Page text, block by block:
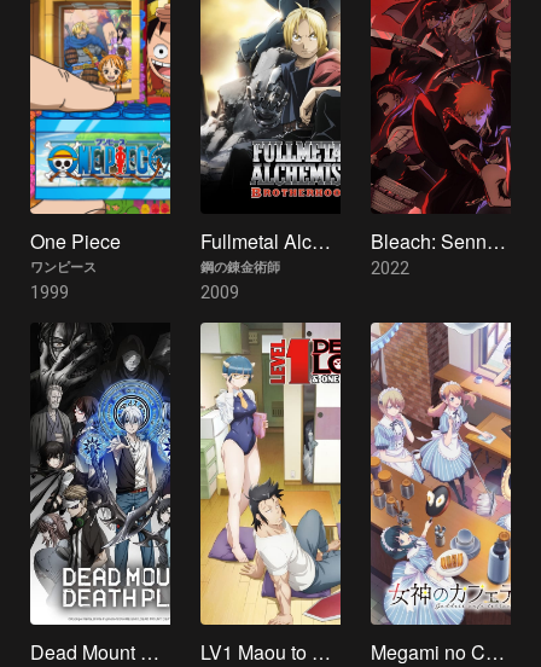
One Piece
ワンピース
1999
Fullmetal Alchemist: Brotherhood
鋼の錬金術師
2009
Bleach: Sennen Kessen Hen
2022
Dead Mount Death Play LV1 Maou to One Room Yuusha Megami no Café Terrace